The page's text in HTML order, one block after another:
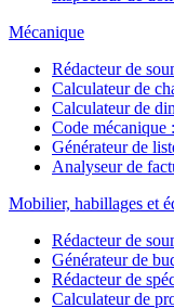
Mécanique
Rédacteur de
Calculateur de
Calculateur de
Code mécanique
Générateur de
Analyseur de
Mobilier, habillages et
Rédacteur de
Générateur de
Rédacteur de
Calculateur de